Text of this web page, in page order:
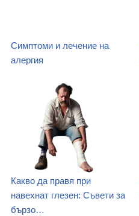
Симптоми и лечение на
алергия
Какво да правя при
навехнат глезен: Съвети за
бързо…